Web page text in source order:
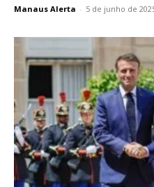
Manaus Alerta - 5 de junho de